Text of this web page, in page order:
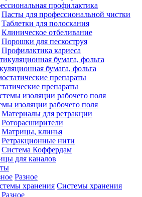
профилактика
Пасты для профессиональной чистки
Таблетки для полоскания
Клиническое отбеливание
Порошки для пескоструя
Профилактика кариеса
бумага, фольга
препараты
изоляции рабочего поля
Материалы для ретракции
Роторасширители
Матрицы, клинья
Ретракционные нити
Система Коффердам
для каналов
Разное
Системы хранения
Разное